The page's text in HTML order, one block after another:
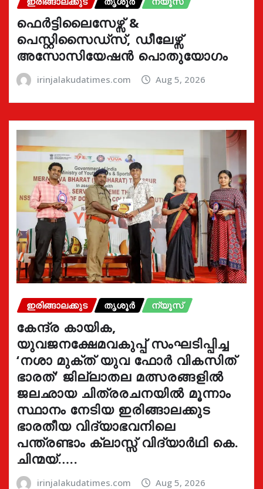
ഫെർട്ടിലൈസേഴ്സ് &
പെസ്റ്റിസൈഡ്സ്, ഡീലേഴ്സ്
അസോസിയേഷൻ പൊതുയോഗം
irinjalakudatimes.com Aug 5, 2026
ഇരിങ്ങാലക്കുട തൃശൂർ ന്യൂസ്
കേന്ദ്ര കായിക,
യുവജനക്ഷേമവകുപ്പ് സംഘടിപ്പിച്ച
‘നശാ മുക്ത് യുവ ഫോർ വികസിത്
ഭാരത്’ ജില്ലാതല മത്സരങ്ങളിൽ
ജലഛായ ചിത്രരചനയിൽ മൂന്നാം
സ്ഥാനം നേടിയ ഇരിങ്ങാലക്കുട
ഭാരതീയ വിദ്യാഭവനിലെ
പന്ത്രണ്ടാം ക്ലാസ്സ് വിദ്യാർഥി കെ.
ചിന്മയ്…..
irinjalakudatimes.com Aug 5, 2026